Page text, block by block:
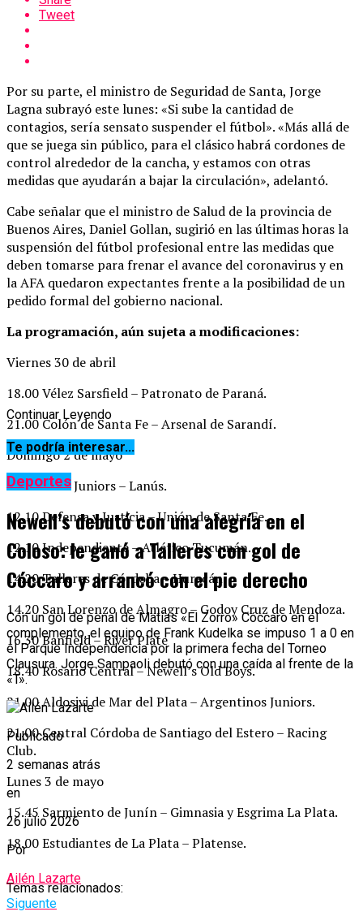
Tweet
Por su parte, el ministro de Seguridad de Santa, Jorge
Lagna subrayó este lunes: «Si sube la cantidad de
contagios, sería sensato suspender el fútbol». «Más allá de
que se juega sin público, para el clásico habrá cordones de
control alrededor de la cancha, y estamos con otras
medidas que ayudarán a bajar la circulación», adelantó.
Cabe señalar que el ministro de Salud de la provincia de
Buenos Aires, Daniel Gollan, sugirió en las últimas horas la
suspensión del fútbol profesional entre las medidas que
deben tomarse para frenar el avance del coronavirus y en
la AFA quedaron expectantes frente a la posibilidad de un
pedido formal del gobierno nacional.
La programación, aún sujeta a modificaciones:
Viernes 30 de abril
18.00 Vélez Sarsfield – Patronato de Paraná.
21.00 Colón de Santa Fe – Arsenal de Sarandí.
Domingo 2 de mayo
10.00 Boca Juniors – Lanús.
12.10 Defensa y Justicia – Unión de Santa Fe.
12.10 Independiente – Atlético Tucumán.
14.20 Talleres de Córdoba – Huracán.
14.20 San Lorenzo de Almagro – Godoy Cruz de Mendoza.
16.30 Banfield – River Plate
18.40 Rosario Central – Newell’s Old Boys.
21.00 Aldosivi de Mar del Plata – Argentinos Juniors.
21.00 Central Córdoba de Santiago del Estero – Racing
Club.
Lunes 3 de mayo
15.45 Sarmiento de Junín – Gimnasia y Esgrima La Plata.
18.00 Estudiantes de La Plata – Platense.
Temas relacionados:
Siguente
Continuar Leyendo
Te podría interesar...
Deportes
Newell’s debutó con una alegría en el
Coloso: le ganó a Talleres con gol de
Cóccaro y arrancó con el pie derecho
Con un gol de penal de Matías «El Zorro» Cóccaro en el
complemento, el equipo de Frank Kudelka se impuso 1 a 0 en
el Parque Independencia por la primera fecha del Torneo
Clausura. Jorge Sampaoli debutó con una caída al frente de la
«T».
Publicado
2 semanas atrás
en
26 julio 2026
Por
Ailén Lazarte